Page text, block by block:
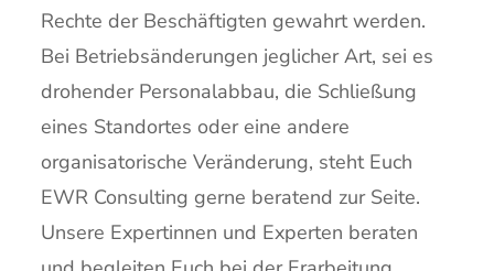
Rechte der Beschäftigten gewahrt werden.
Bei Betriebsänderungen jeglicher Art, sei es
drohender Personalabbau, die Schließung
eines Standortes oder eine andere
organisatorische Veränderung, steht Euch
EWR Consulting gerne beratend zur Seite.
Unsere Expertinnen und Experten beraten